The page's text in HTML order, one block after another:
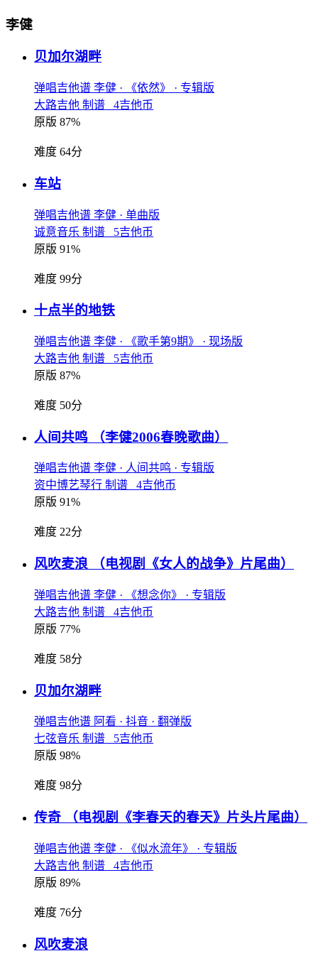
李健
贝加尔湖畔
弹唱吉他谱 李健 · 《依然》
· 专辑版
大路吉他 制谱 4吉他币
原版 87%
难度 64分
车站
弹唱吉他谱 李健 · 单曲版
诚意音乐 制谱 5吉他币
原版 91%
难度 99分
十点半的地铁
弹唱吉他谱 李健 · 《歌手第9期》
· 现场版
大路吉他 制谱 5吉他币
原版 87%
难度 50分
人间共鸣 （李健2006春晚歌曲）
弹唱吉他谱 李健 · 人间共鸣 · 专辑版
资中博艺琴行 制谱 4吉他币
原版 91%
难度 22分
风吹麦浪 （电视剧《女人的战争》片尾曲）
弹唱吉他谱 李健 · 《想念你》
· 专辑版
大路吉他 制谱 4吉他币
原版 77%
难度 58分
贝加尔湖畔
弹唱吉他谱 阿看 · 抖音 · 翻弹版
七弦音乐 制谱 5吉他币
原版 98%
难度 98分
传奇 （电视剧《李春天的春天》片头片尾曲）
弹唱吉他谱 李健 · 《似水流年》
· 专辑版
大路吉他 制谱 4吉他币
原版 89%
难度 76分
风吹麦浪